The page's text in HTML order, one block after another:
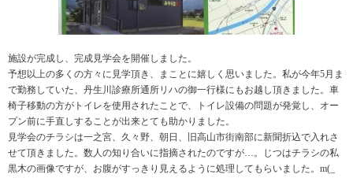
施設が完成し、完成見学会を開催しました。
予想以上の多くの方々に見学頂き、まことに嬉しく思いました。私が今年5月ま
で勤務していた、丹生川診療所通所リハの御一行様にもお越し頂きました。車
椅子移動の方がトイレを使用されたことで、トイレ設備の問題が発覚し、オー
プン前に手直しすることが出来とても助かりました。
見学会のチラシは一之宮、久々野、朝日、旧高山市街南部に新聞折込で入れさ
せて頂きました。数人の知り合いに指摘されたのですが…。じつはチラシの私
黒木の画像ですが、お腹がすっきり見えるように処理してもらいました。m(_